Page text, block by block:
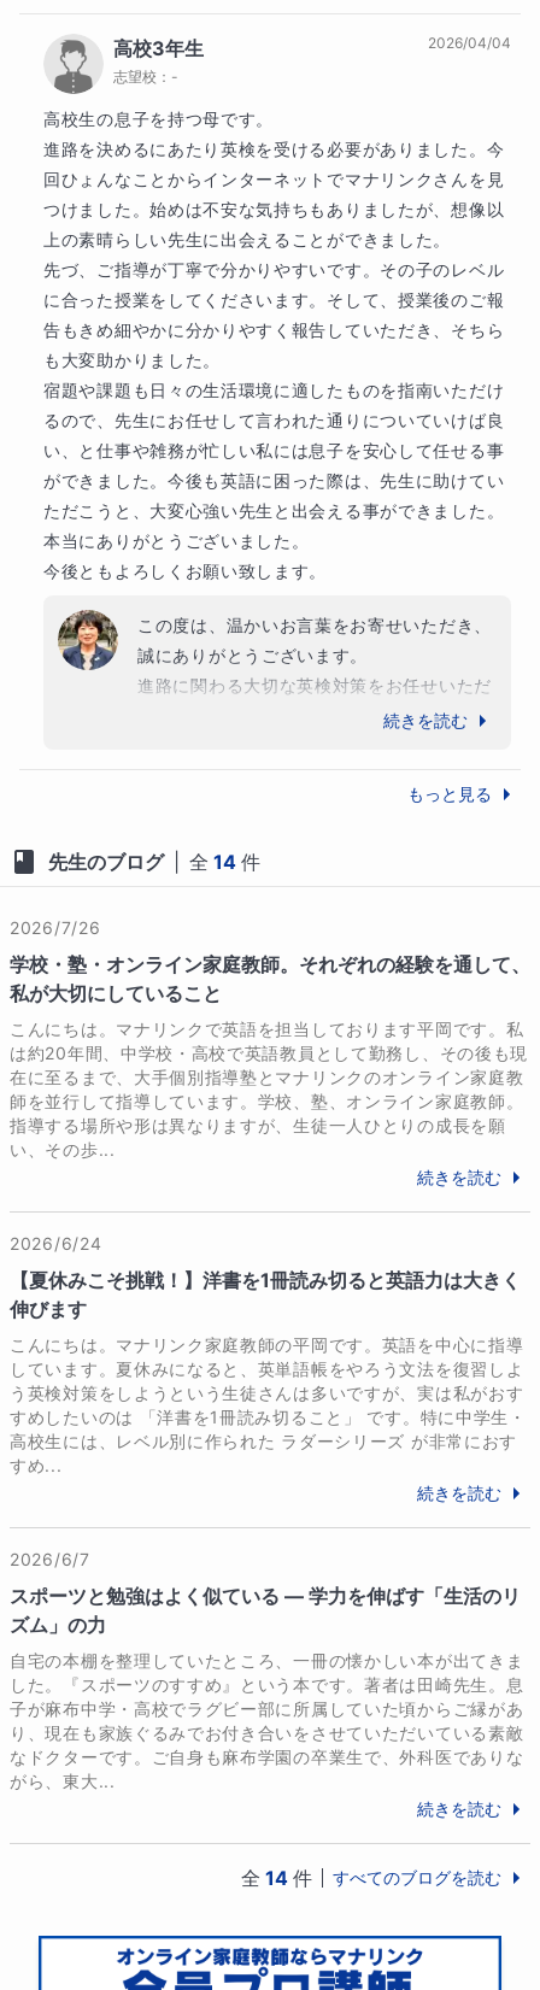
での英国数の指導
2005年～2012年　神奈川県の公立中学校で非常勤講
師として中学生の英語を指導
2013年～2025年　私立高校で非常勤講師、特任講
師、専任講師として高校生の英語を指導、　　副担
任、担任として生徒の進路指導も行いました
公立・私立の中学校・高校で英語指導を行い、担任と
して保護者対応や悩みを抱えた生徒のサポートも豊富
に経験しています。
そして私自身、難関校（麻布学園）から東大に進学し
た息子の母親でもあり、日能研、鉄緑会のことや難関
校、難関大学（アカデミックなこと、体育会のこと）
のオモシロさも保護者の側から経験しました。
だからこそ、学習や進路の悩みに寄り添った指導が強
みです。生徒一人ひとりの理解度や個性に合わせた丁
寧な指導で、効率よく実力を伸ばせる環境を提供しま
す。
精神的にも肉体的にも成長めざましい時期の中高生は
「きっかけ」ひとつで大きく変ります。その「きっか
け」をみつけて伸ばすことを20年間研究してまいりま
した。経験の全てを活かした授業を生徒さま1人1人に
英語が苦手でも大丈夫、安心してください。どんどん
好きになります。あなたの勉強のやり方を見つけま
す。英語があなたの世界を広げます。英語は積み重ね
進んでいきましょう。わからないところは遠慮なく質
問してくださいね。一緒に楽しく学びながら、確かな
力を身につけていきましょう！あなたの成長を全力で
サポートします。
◆保護者様へ
お子さまの学習を支えるご家庭のご負担を軽減しなが
ら、効率的に英語力を伸ばせる指導を心がけていま
す。不安や疑問があればいつでもご相談ください。お
子さまの成績向上だけでなく、学ぶ意欲や自信を育て
るサポートを丁寧に行い、ご家庭と連携しながら一緒
に成長を見守ってまいります。
保護者様へのメッセージ
お子さまの英語学習について、
「英検はどのタイミングで、どの級を目指すべきか」
「神奈川の高校入試や私立高校入試にどう備えればよ
でしょうか。
私は、英検対策・神奈川県高校入試対策・私立高校入
試対策を軸に、お子さま一人ひとりの状況に合わせた
指導を行っています。
現在は都内の大手進学塾にて、最新の入試情報の収集
や私立高校入試指導にも携わっており、公立・私立の
両面から進路を見据えたアドバイスが可能です。
日々の授業だけでなく、定期試験の作成や成績分析、
要になるのか」を現場で見てきました。
その経験を活かし、目先の点数や合格だけでなく、高
ムが整いつつあるのだと思います。私自身
も、学校の学習状況やテスト日程を確認しな
がら、ご本人と直接やり取りできる環境を大
切にし、一歩ずつ自立した学習習慣につなが
るようサポートしてまいります。
また、保護者様に安心して見守っていただけ
ているとのお言葉を頂戴し、大変うれしく思
います。思春期のお子さまとの学習は、ご家
庭と講師が連携しながら進めていくことが何
より大切だと考えております。
今後も定期テスト対策はもちろん、将来につ
ながる英語力の土台づくりにも力を入れてま
いります。引き続きどうぞよろしくお願いい
たします。
高校3年生
志望校： -
2026/04/04
高校生の息子を持つ母です。
進路を決めるにあたり英検を受ける必要がありました。今
回ひょんなことからインターネットでマナリンクさんを見
つけました。始めは不安な気持ちもありましたが、想像以
上の素晴らしい先生に出会えることができました。
先づ、ご指導が丁寧で分かりやすいです。その子のレベル
に合った授業をしてくださいます。そして、授業後のご報
告もきめ細やかに分かりやすく報告していただき、そちら
も大変助かりました。
宿題や課題も日々の生活環境に適したものを指南いただけ
るので、先生にお任せして言われた通りについていけば良
い、と仕事や雑務が忙しい私には息子を安心して任せる事
ができました。今後も英語に困った際は、先生に助けてい
ただこうと、大変心強い先生と出会える事ができました。
本当にありがとうございました。
今後ともよろしくお願い致します。
この度は、温かいお言葉をお寄せいただき、
誠にありがとうございます。
進路に関わる大切な英検対策をお任せいただ
けたこと、大変嬉しく思っております。ま
もご安心いただけたとのこと、何よりでござ
なく取り組める学習と着実な力の定着を大切
き続き丁寧な指導を心がけてまいります。
今後ともどうぞよろしくお願いいたします。
続きを読む
もっと見る
先生のブログ 全 14 件
2026/7/26
学校・塾・オンライン家庭教師。それぞれの経験を通して、
私が大切にしていること
こんにちは。マナリンクで英語を担当しております平岡です。私
は約20年間、中学校・高校で英語教員として勤務し、その後も現
在に至るまで、大手個別指導塾とマナリンクのオンライン家庭教
師を並行して指導しています。学校、塾、オンライン家庭教師。
指導する場所や形は異なりますが、生徒一人ひとりの成長を願
い、その歩...
続きを読む
2026/6/24
【夏休みこそ挑戦！】洋書を1冊読み切ると英語力は大きく
伸びます
こんにちは。マナリンク家庭教師の平岡です。英語を中心に指導
しています。夏休みになると、英単語帳をやろう文法を復習しよ
う英検対策をしようという生徒さんは多いですが、実は私がおす
すめしたいのは 「洋書を1冊読み切ること」 です。特に中学生・
高校生には、レベル別に作られた ラダーシリーズ が非常におす
すめ...
続きを読む
2026/6/7
スポーツと勉強はよく似ている ― 学力を伸ばす「生活のリ
ズム」の力
自宅の本棚を整理していたところ、一冊の懐かしい本が出てきま
した。『スポーツのすすめ』という本です。著者は田崎先生。息
子が麻布中学・高校でラグビー部に所属していた頃からご縁があ
り、現在も家族ぐるみでお付き合いをさせていただいている素敵
なドクターです。ご自身も麻布学園の卒業生で、外科医でありな
がら、東大...
続きを読む
全 14 件 すべてのブログを読む